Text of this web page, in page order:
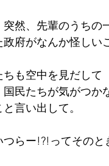
突然、先輩のうちの
政府がなんか怪しい
も空中を見だして
国民たちが気がつ
言い出して。
らー!?!ってそのと